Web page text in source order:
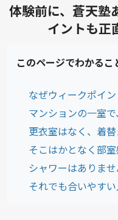
体験前に、蒼天塾
イントも正
このページでわかるこ
なぜウィークポイ
マンションの一室
更衣室はなく、着
そこはかとなく部
シャワーはありま
それでも合いやすい